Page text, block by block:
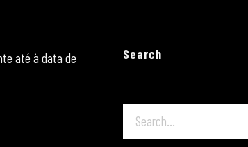
até à data de
Search